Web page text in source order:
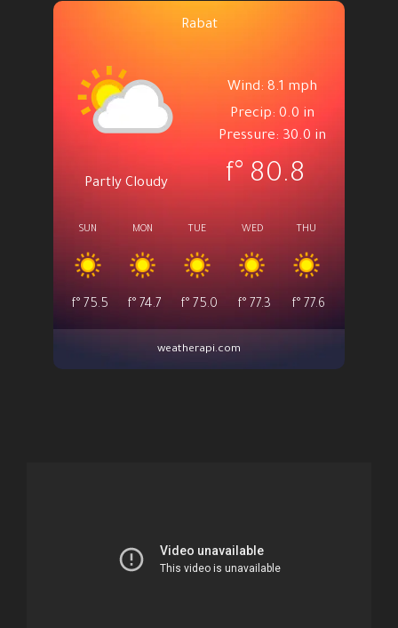
Rabat
Partly Cloudy
Wind: 8.1 mph
Precip: 0.0 in
Pressure: 30.0 in
80.8
°f
SUN
75.5
°f
MON
74.7
°f
TUE
75.0
°f
WED
77.3
°f
THU
77.6
°f
weatherapi.com